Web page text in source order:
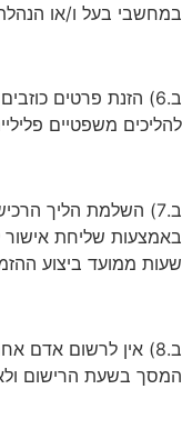
במחשבי בעל ו/או הנהלת
ב.6) הזנת פרטים
להליכים משפטיים
ב.7) השלמת הליך
שעות ממועד ביצוע
ב.8) אין לרשום אדם
המסך בשעת הרישום